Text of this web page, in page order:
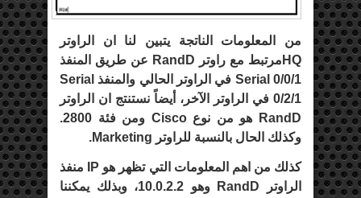
من المعلومات الناتجة يتبين لنا ان الراوتر
HQمرتبط مع راوتر RandD عن طريق المنفذ
Serial 0/0/1 في الراوتر الحالي والمنفذ Serial
0/2/1 في الراوتر الآخر، أيضاً نستنتج ان الراوتر
RandD هو من نوع Cisco ومن فئة 2800.
وكذلك الحال بالنسبة للراوتر Marketing.
كذلك من اهم المعلومات التي تظهر هو IP منفذ
الراوتر RandD وهو 10.0.2.2، وبذلك يمكننا